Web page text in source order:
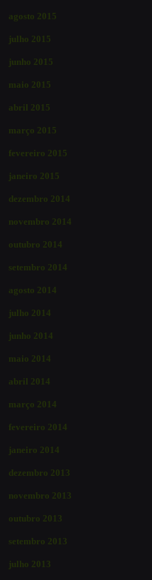
agosto 2015
julho 2015
junho 2015
maio 2015
abril 2015
março 2015
fevereiro 2015
janeiro 2015
dezembro 2014
novembro 2014
outubro 2014
setembro 2014
agosto 2014
julho 2014
junho 2014
maio 2014
abril 2014
março 2014
fevereiro 2014
janeiro 2014
dezembro 2013
novembro 2013
outubro 2013
setembro 2013
julho 2013